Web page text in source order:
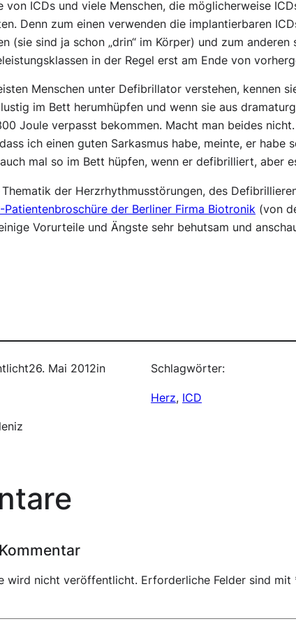
von ICDs und viele Menschen, die möglicherweise
Denn zum einen verwenden die implantierbaren
(sie sind ja schon „drin“ im Körper) und zum
in der Regel erst am Ende von
Menschen unter Defibrillator verstehen, kennen
im Bett herumhüpfen und wenn sie aus
Joule verpasst bekommen. Macht man beides
ich einen guten Sarkasmus habe, meinte, er habe
mal so im Bett hüpfen, wenn er defibrilliert, aber
der Herzrhythmusstörungen, des
Patientenbroschüre der Berliner Firma Biotronik (von
Vorurteile und Ängste sehr behutsam und
26. Mai 2012in Schlagwörter:
Herz, ICD
wird nicht veröffentlicht. Erforderliche Felder sind mit